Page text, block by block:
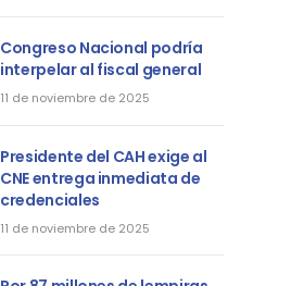
Congreso Nacional podría
interpelar al fiscal general
11 de noviembre de 2025
Presidente del CAH exige al
CNE entrega inmediata de
credenciales
11 de noviembre de 2025